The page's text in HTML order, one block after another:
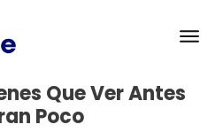
Que Ver Antes
Poco